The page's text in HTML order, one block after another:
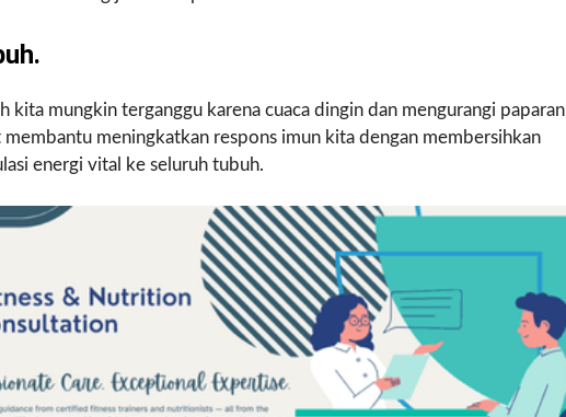
kita mungkin terganggu karena cuaca dingin dan mengurangi paparan
meningkatkan respons imun kita dengan membersihkan
energi vital ke seluruh tubuh.